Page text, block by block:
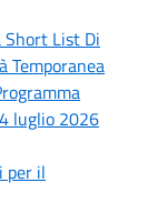
Short List Di
Temporanea
luglio 2026
per il